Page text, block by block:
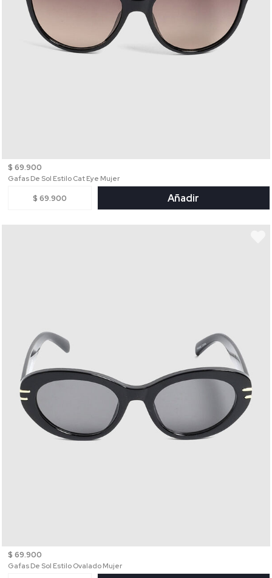
$ 69.900
Gafas De Sol Estilo Cat Eye Mujer
$ 69.900 Añadir
$ 69.900
Gafas De Sol Estilo Ovalado Mujer